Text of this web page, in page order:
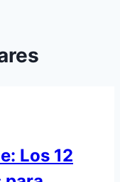
Los 12